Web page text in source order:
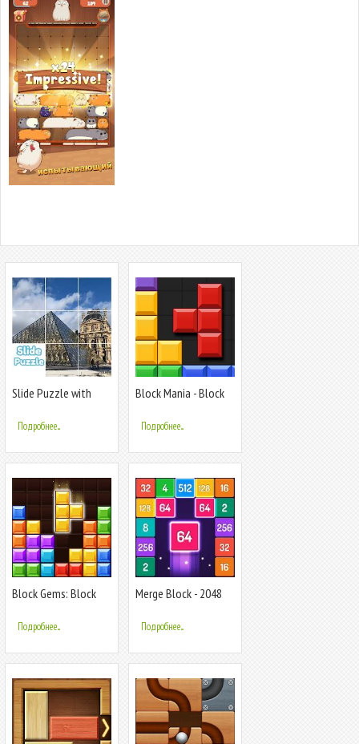
Slide Puzzle with
Подробнее...
Block Mania - Block
Подробнее...
Block Gems: Block
Подробнее...
Merge Block - 2048
Подробнее...